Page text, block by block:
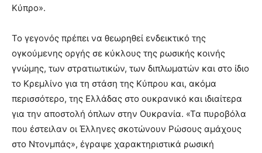
Κύπρο».
Το γεγονός πρέπει να θεωρηθεί ενδεικτικό της
ογκούμενης οργής σε κύκλους της ρωσικής κοινής
γνώμης, των στρατιωτικών, των διπλωματών και στο ίδιο
το Κρεμλίνο για τη στάση της Κύπρου και, ακόμα
περισσότερο, της Ελλάδας στο ουκρανικό και ιδιαίτερα
για την αποστολή όπλων στην Ουκρανία. «Τα πυροβόλα
που έστειλαν οι Έλληνες σκοτώνουν Ρώσους αμάχους
στο Ντονμπάς», έγραψε χαρακτηριστικά ρωσική